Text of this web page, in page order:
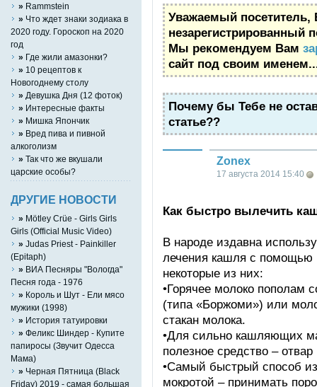
Уважаемый посетитель,
незарегистрированный
Мы рекомендуем Вам
сайт под своим
Почему бы Тебе не
статье??
Zonex
17 августа 2014 15:40
Как быстро вылечить
В народе издавна
лечения кашля с помощью
некоторые из них:
•Горячее молоко пополам
(типа «Боржоми») или
стакан молока.
•Для сильно кашляющих
полезное средство –
•Самый быстрый способ
мокротой – принимать
» Rammstein
» Что ждет знаки зодиака в
2020 году. Гороскоп на 2020
год
» Где жили амазонки?
» 10 рецептов к
Hовогоднему столу
» Девушка Дня (12 фоток)
» Интересные факты
» Мишка Япончик
» Вред пива и пивной
алкоголизм
» Так что же вкушали
царские особы?
ДРУГИЕ НОВОСТИ
» Mötley Crüe - Girls Girls
Girls (Official Music Video)
» Judas Priest - Painkiller
(Epitaph)
» ВИА Песняры "Вологда"
Песня года - 1976
» Король и Шут - Ели мясо
мужики (1998)
» История татуировки
» Феликс Шиндер - Купите
папиросы (Звучит Одесса
Мама)
» Черная Пятница (Black
Friday) 2019 - самая большая